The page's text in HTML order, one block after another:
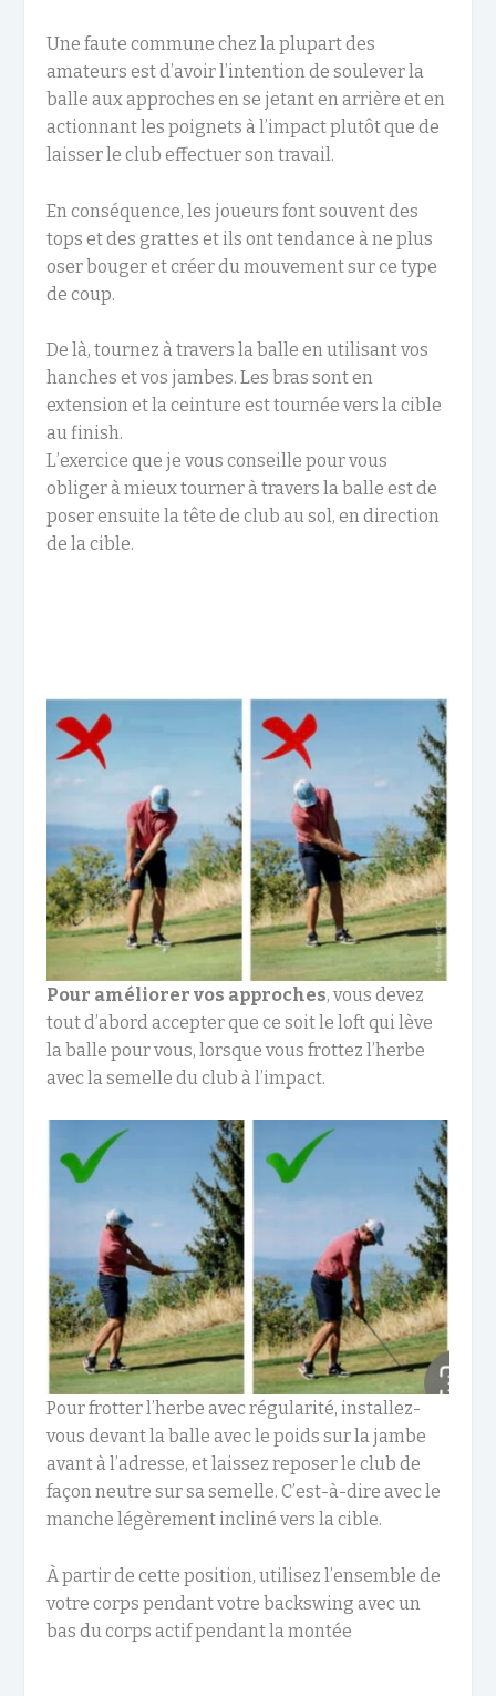
Une faute commune chez la plupart des
amateurs est d’avoir l’intention de soulever la
balle aux approches en se jetant en arrière et en
actionnant les poignets à l’impact plutôt que de
laisser le club effectuer son travail.
En conséquence, les joueurs font souvent des
tops et des grattes et ils ont tendance à ne plus
oser bouger et créer du mouvement sur ce type
de coup.
De là, tournez à travers la balle en utilisant vos
hanches et vos jambes. Les bras sont en
extension et la ceinture est tournée vers la cible
au finish.
L’exercice que je vous conseille pour vous
obliger à mieux tourner à travers la balle est de
poser ensuite la tête de club au sol, en direction
de la cible.
Pour améliorer vos approches, vous devez
tout d’abord accepter que ce soit le loft qui lève
la balle pour vous, lorsque vous frottez l’herbe
avec la semelle du club à l’impact.
Pour frotter l’herbe avec régularité, installez-
vous devant la balle avec le poids sur la jambe
avant à l’adresse, et laissez reposer le club de
façon neutre sur sa semelle. C’est-à-dire avec le
manche légèrement incliné vers la cible.
À partir de cette position, utilisez l’ensemble de
votre corps pendant votre backswing avec un
bas du corps actif pendant la montée